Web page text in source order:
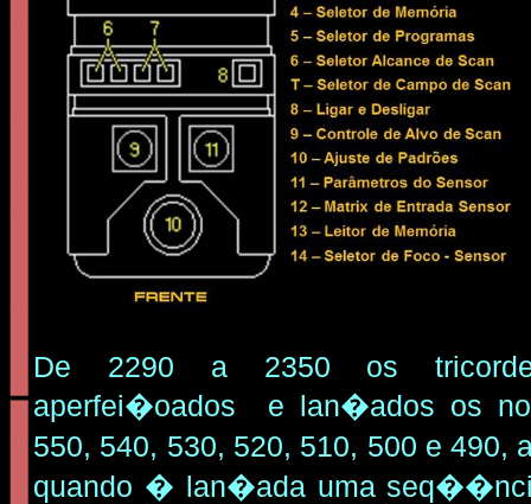
De 2290 a 2350 os
aperfei�oados e lan�ados os
550, 540, 530, 520, 510, 500 e
quando � lan�ada uma